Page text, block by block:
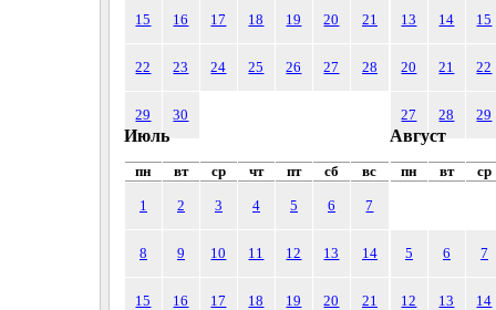
15 16 17 18 19 20 21
22 23 24 25 26 27 28
29 30
13 14 15
20 21 22
27 28 29
Июль
пн вт ср чт пт сб вс
1 2 3 4 5 6 7
8 9 10 11 12 13 14
15 16 17 18 19 20 21
Август
пн вт ср
5 6 7
12 13 14